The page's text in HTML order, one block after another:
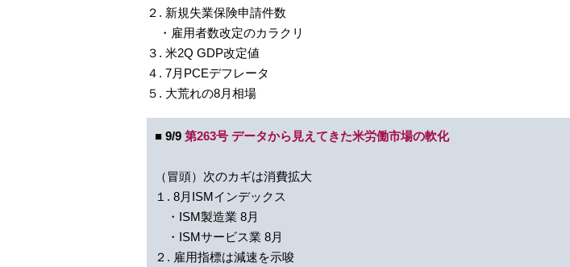
２. 新規失業保険申請件数
・雇用者数改定のカラクリ
３. 米2Q GDP改定値
４. 7月PCEデフレータ
５. 大荒れの8月相場
■ 9/9 第263号 データから見えてきた米労働市場の軟化
（冒頭）次のカギは消費拡大
１. 8月ISMインデックス
・ISM製造業 8月
・ISMサービス業 8月
２. 雇用指標は減速を示唆